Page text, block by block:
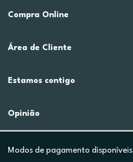
Compra Online
Área de Cliente
Estamos contigo
Opinião
Modos de pagamento disponíveis